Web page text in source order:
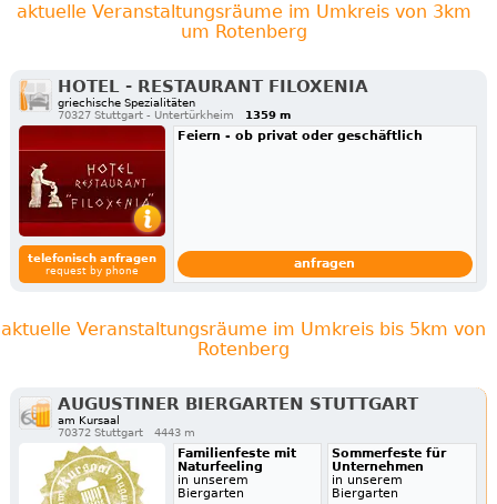
aktuelle Veranstaltungsräume im Umkreis von 3km
um Rotenberg
HOTEL - RESTAURANT FILOXENIA
griechische Spezialitäten
70327 Stuttgart - Untertürkheim
1359 m
telefonisch anfragen
request by phone
Feiern - ob privat oder geschäftlich
anfragen
aktuelle Veranstaltungsräume im Umkreis bis 5km von
Rotenberg
AUGUSTINER BIERGARTEN STUTTGART
am Kursaal
70372 Stuttgart
4443 m
Familienfeste mit
Naturfeeling
in unserem
Biergarten
Sommerfeste für
Unternehmen
in unserem
Biergarten